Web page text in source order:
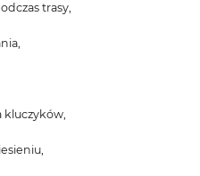
trasy,
kluczyków,